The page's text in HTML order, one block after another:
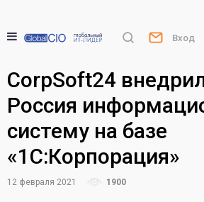
Вход
CorpSoft24
Россия
систему на базе
«1С:Корпорация»
12 февраля 2021 1900